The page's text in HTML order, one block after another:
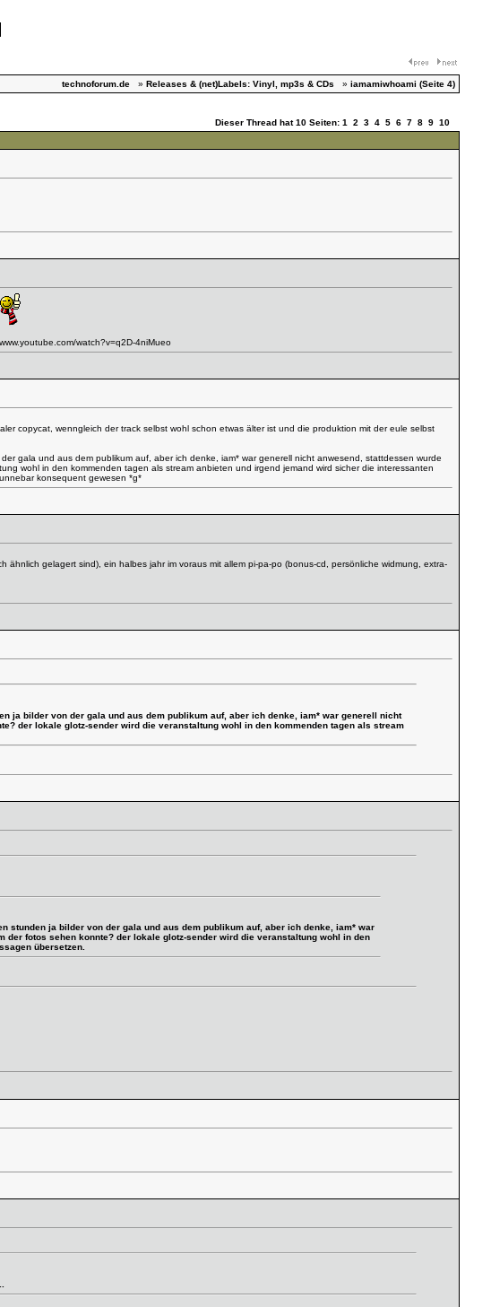
technoforum.de » Releases & (net)Labels: Vinyl, mp3s & CDs » iamamiwhoami (Seite 4)
Dieser Thread hat 10 Seiten: 1 2 3 4 5 6 7 8 9 10
watch?v=q2D-4niMueo
copycat, wenngleich der track selbst wohl schon etwas älter ist und die produktion mit der eule selbst
gala und aus dem publikum auf, aber ich denke, iam* war generell nicht anwesend, stattdessen wurde
wohl in den kommenden tagen als stream anbieten und irgend jemand wird sicher die interessanten
konsequent gewesen *g*
gelagert sind), ein halbes jahr im voraus mit allem pi-pa-po (bonus-cd, persönliche widmung, extra-
ja bilder von der gala und aus dem publikum auf, aber ich denke, iam* war generell nicht
der lokale glotz-sender wird die veranstaltung wohl in den kommenden tagen als stream
ja bilder von der gala und aus dem publikum auf, aber ich denke, iam* war
fotos sehen konnte? der lokale glotz-sender wird die veranstaltung wohl in den
übersetzen.